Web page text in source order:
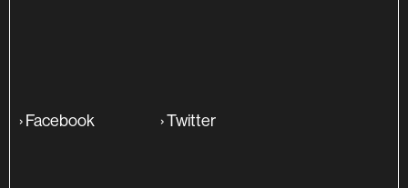
›Facebook ›Twitter